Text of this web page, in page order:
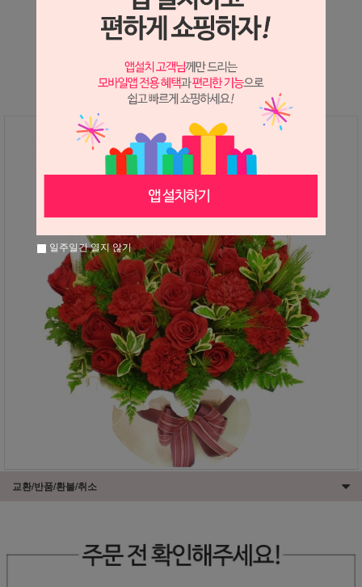
상세정보 새창 열기
교환/반품/환불/취소
일주일간 열지 않기